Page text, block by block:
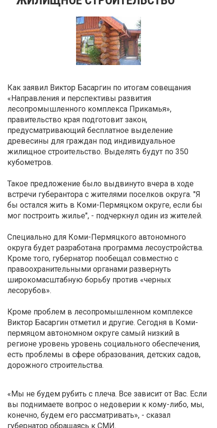
Как заявил Виктор Басаргин по итогам совещания
«Направления и перспективы развития
лесопромышленного комплекса Прикамья»,
правительство края подготовит закон,
предусматривающий бесплатное выделение
древесины для граждан под индивидуальное
жилищное строительство. Выделять будут по 350
кубометров.
Такое предложение было выдвинуто вчера в ходе
встречи губерантора с жителями поселков округа. "Я
бы остался жить в Коми-Пермяцком округе, если бы
мог построить жилье", - подчеркнул один из жителей.
Специально для Коми-Пермяцкого автономного
округа будет разработана программа лесоустройства.
Кроме того, губернатор пообещал совместно с
правоохранительными органами развернуть
широкомасштабную борьбу против «черных
лесорубов».
Кроме проблем в лесопромышленном комплексе
Виктор Басаргин отметил и другие. Сегодня в Коми-
пермяцом автономном округе самый низкий в
регионе уровень уровень социального обеспечения,
есть проблемы в сфере образования, детских садов,
дорожного строительства.
«Мы не будем рубить с плеча. Все зависит от Вас. Если
вы поднимаете вопрос о недоверии к кому-либо, мы,
конечно, будем его рассматривать», - сказал
губернатор обращаясь к СМИ.